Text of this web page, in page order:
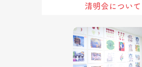
清明会について